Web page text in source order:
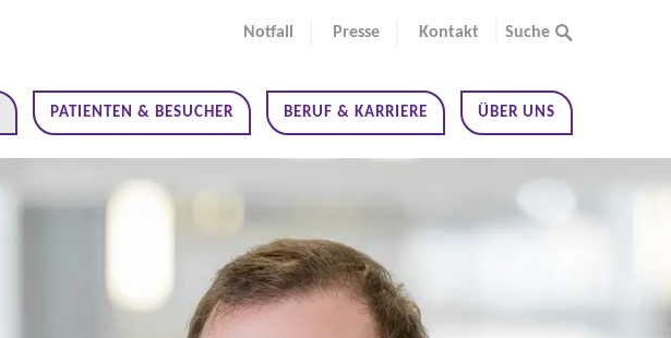
Notfall Presse Kontakt Suche
PATIENTEN & BESUCHER BERUF & KARRIERE ÜBER UNS